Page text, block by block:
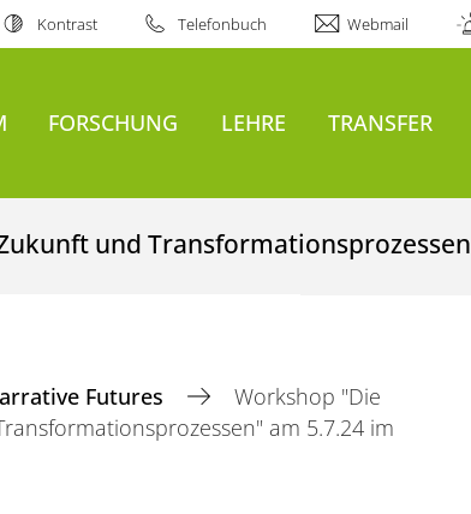
Kontrast Telefonbuch Webmail
FORSCHUNG LEHRE TRANSFER
und Transformationsprozessen
Futures
Workshop "Die
am 5.7.24 im